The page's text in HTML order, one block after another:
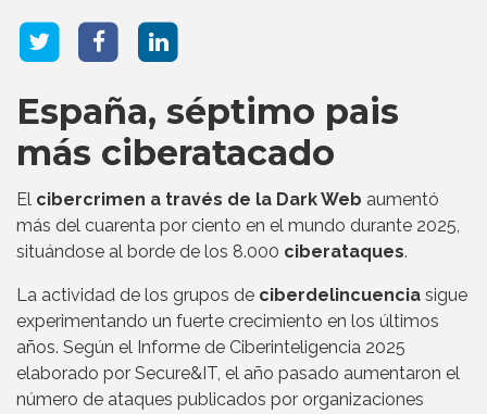
España, séptimo pais
más ciberatacado
El cibercrimen a través de la Dark Web aumentó
más del cuarenta por ciento en el mundo durante 2025,
situándose al borde de los 8.000 ciberataques.
La actividad de los grupos de ciberdelincuencia sigue
experimentando un fuerte crecimiento en los últimos
años. Según el Informe de Ciberinteligencia 2025
elaborado por Secure&IT, el año pasado aumentaron el
número de ataques publicados por organizaciones